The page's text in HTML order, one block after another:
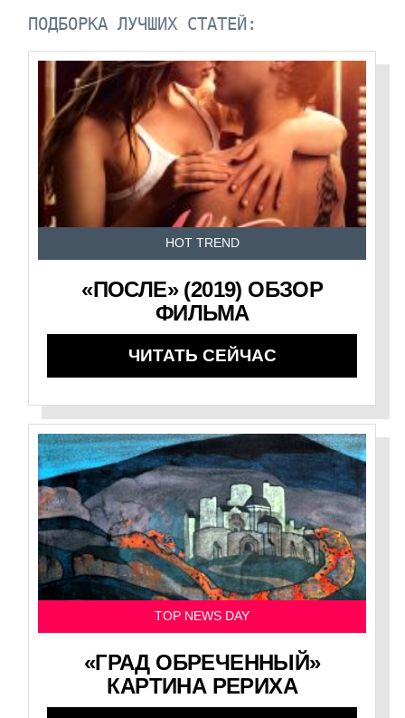
ПОДБОРКА ЛУЧШИХ СТАТЕЙ:
HOT TREND
«ПОСЛЕ» (2019) ОБЗОР
ФИЛЬМА
ЧИТАТЬ СЕЙЧАС
TOP NEWS DAY
«ГРАД ОБРЕЧЕННЫЙ»
КАРТИНА РЕРИХА